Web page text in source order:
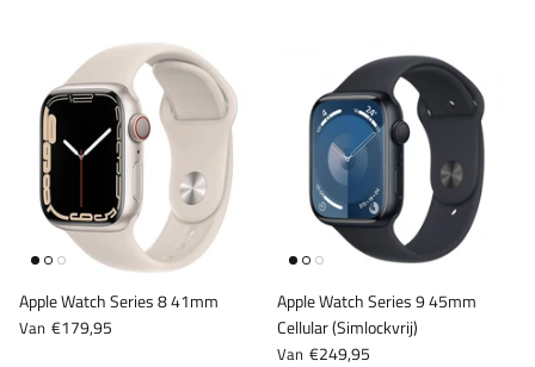
Apple Watch Series 8 41mm
Van €179,95
Apple Watch Series 9 45mm
Cellular (Simlockvrij)
Van €249,95